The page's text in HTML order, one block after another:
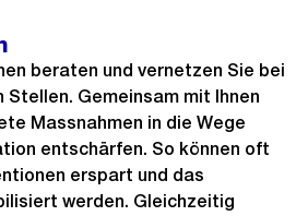
beraten und vernetzen Sie bei
Gemeinsam mit Ihnen
Massnahmen in die Wege
entschärfen. So können oft
erspart und das
werden. Gleichzeitig